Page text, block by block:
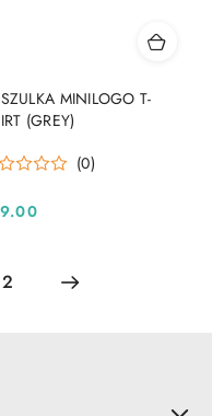
MINILOGO T-
(GREY)
(0)